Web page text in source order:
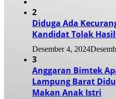
2
Diduga Ada
Kandidat Tolak
Desember 4, 2024
3
Anggaran Bimtek
Lampung Barat
Makan Anak Istri